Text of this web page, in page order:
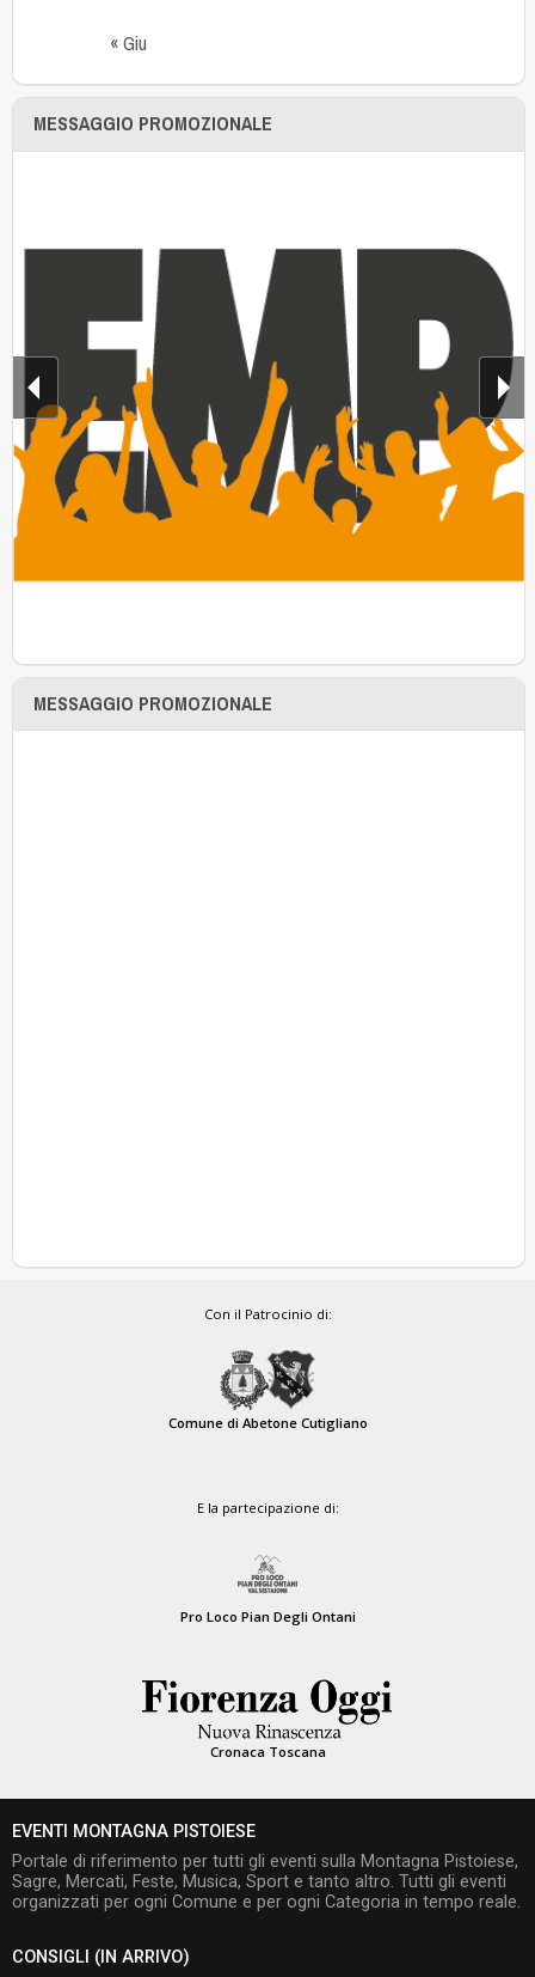
« Giu
MESSAGGIO PROMOZIONALE
MESSAGGIO PROMOZIONALE
Con il Patrocinio di:
Comune di Abetone Cutigliano
E la partecipazione di:
Pro Loco Pian Degli Ontani
Cronaca Toscana
EVENTI MONTAGNA PISTOIESE
Portale di riferimento per tutti gli eventi sulla Montagna Pistoiese,
Sagre, Mercati, Feste, Musica, Sport e tanto altro. Tutti gli eventi
organizzati per ogni Comune e per ogni Categoria in tempo reale.
CONSIGLI (IN ARRIVO)